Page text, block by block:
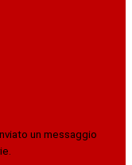
un messaggio